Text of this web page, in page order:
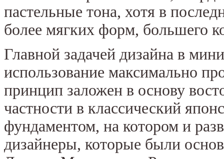
пастельные тона, хотя в
более мягких форм, большего
Главной задачей дизайна в
использование максимально
принцип заложен в основу
частности в классический
фундаментом, на котором и
дизайнеры, которые были